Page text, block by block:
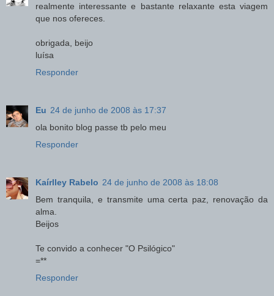
realmente interessante e bastante relaxante esta viagem
que nos ofereces.
obrigada, beijo
luísa
Responder
Eu 24 de junho de 2008 às 17:37
ola bonito blog passe tb pelo meu
Responder
Kaírlley Rabelo 24 de junho de 2008 às 18:08
Bem tranquila, e transmite uma certa paz, renovação da
alma.
Beijos
Te convido a conhecer "O Psilógico"
=**
Responder